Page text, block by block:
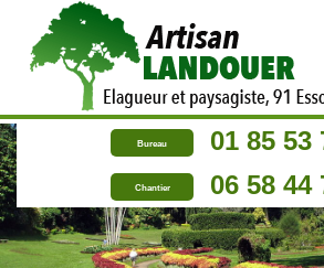
Bureau 01 85 53
Chantier 06 58 44